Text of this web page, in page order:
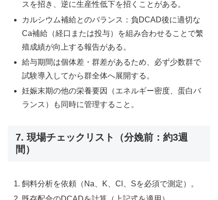
スを招き、逆に生産性低下を招くことがある。
カルシウム補給とのバランス：負DCAD後に適切な
Ca補給（経口または投与）を組み合わせることで繁
殖成績が向上する報告がある。
給与期間は個体差・群差があるため、必ず少数群で
試験導入してから群全体へ展開する。
妊娠末期の他の栄養要因（エネルギー密度、蛋白バ
ランス）も同時に管理すること。
7. 現場チェックリスト（分娩前：約3週
間）
飼料分析を依頼（Na、K、Cl、Sを必須で測定）。